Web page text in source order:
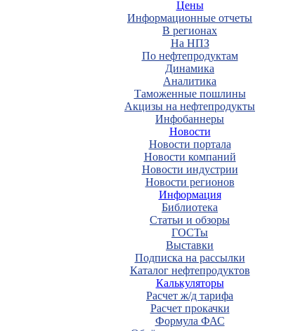
Цены
Информационные отчеты
В регионах
На НПЗ
По нефтепродуктам
Динамика
Аналитика
Таможенные пошлины
Акцизы на нефтепродукты
Инфобаннеры
Новости
Новости портала
Новости компаний
Новости индустрии
Новости регионов
Информация
Библиотека
Статьи и обзоры
ГОСТы
Выставки
Подписка на рассылки
Каталог нефтепродуктов
Калькуляторы
Расчет ж/д тарифа
Расчет прокачки
Формула ФАС